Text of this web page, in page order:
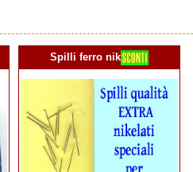
Spilli ferro nik